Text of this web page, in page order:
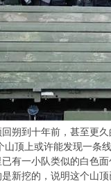
朔到十年前，甚至更久
顶上或许能发现一
有一小队类似的白色
新挖的，说明这个山顶